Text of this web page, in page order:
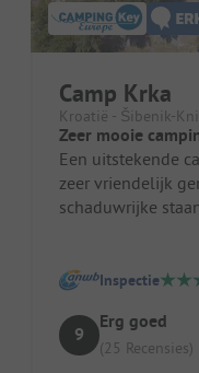
Camp Krka
Kroatië - Šibenik-
Zeer mooie
Een uitstekende
zeer vriendelijk
schaduwrijke
Inspectie
9
Erg goed
(25 Recensies)